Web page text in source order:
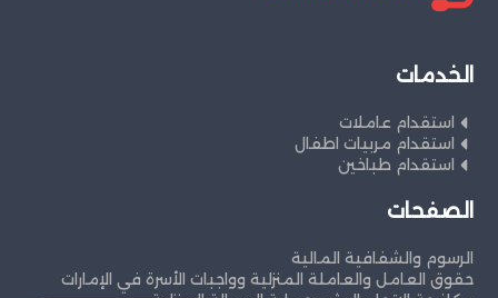
الخدمات
استقدام عاملات
استقدام مربيات اطفال
استقدام طباخين
الصفحات
الرسوم والشفافية المالية
حقوق العامل والعاملة المنزلية وواجبات الأسرة في الإمارات